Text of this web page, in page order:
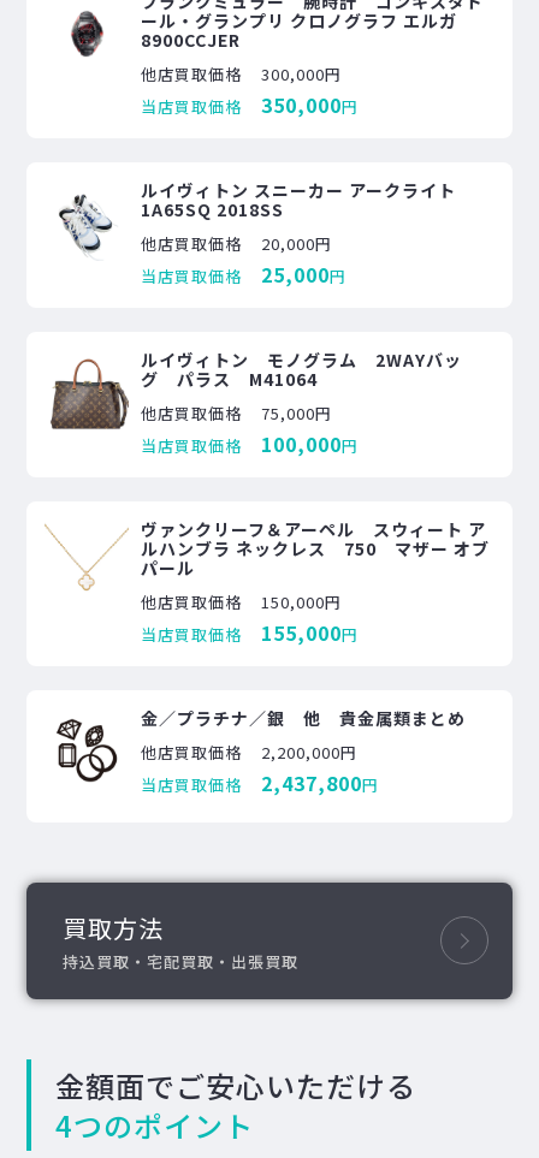
ール・グランプリ クロノグラフ エルガ
8900CCJER
他店買取価格
300,000円
当店買取価格
350,000円
ルイヴィトン スニーカー アークライト
1A65SQ 2018SS
他店買取価格
20,000円
当店買取価格
25,000円
ルイヴィトン モノグラム 2WAYバッ
グ パラス M41064
他店買取価格
75,000円
当店買取価格
100,000円
ヴァンクリーフ＆アーペル スウィート ア
ルハンブラ ネックレス 750 マザー オブ
パール
他店買取価格
150,000円
当店買取価格
155,000円
金／プラチナ／銀 他 貴金属類まとめ
他店買取価格
2,200,000円
当店買取価格
2,437,800円
買取方法
持込買取・宅配買取・出張買取
金額面でご安心いただける
4つのポイント